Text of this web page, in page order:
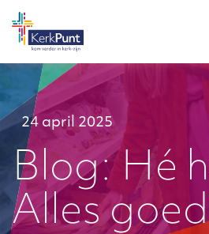
24 april 2025
Blog: Hé
Alles